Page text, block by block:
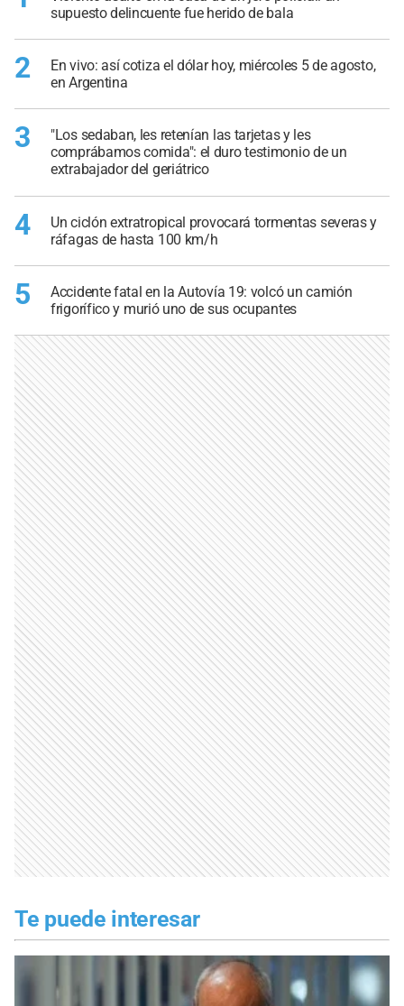
supuesto delincuente fue herido de bala
2
En vivo: así cotiza el dólar hoy, miércoles 5 de agosto,
en Argentina
3
"Los sedaban, les retenían las tarjetas y les
comprábamos comida": el duro testimonio de un
extrabajador del geriátrico
4
Un ciclón extratropical provocará tormentas severas y
ráfagas de hasta 100 km/h
5
Accidente fatal en la Autovía 19: volcó un camión
frigorífico y murió uno de sus ocupantes
Te puede interesar